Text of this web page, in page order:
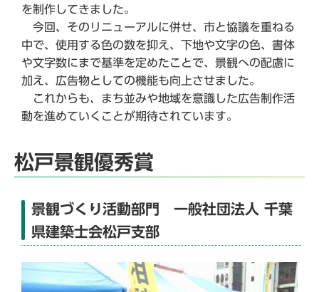
を制作してきました。
今回、そのリニューアルに併せ、市と協議を重ねる
中で、使用する色の数を抑え、下地や文字の色、書体
や文字数にまで基準を定めたことで、景観への配慮に
加え、広告物としての機能も向上させました。
これからも、まち並みや地域を意識した広告制作活
動を進めていくことが期待されています。
松戸景観優秀賞
景観づくり活動部門 一般社団法人 千葉
県建築士会松戸支部